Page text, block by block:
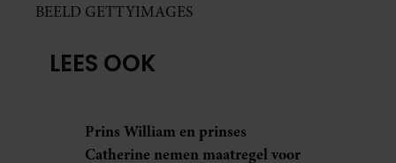
BEELD GETTYIMAGES
LEES OOK
Prins William en prinses
Catherine nemen maatregel voor